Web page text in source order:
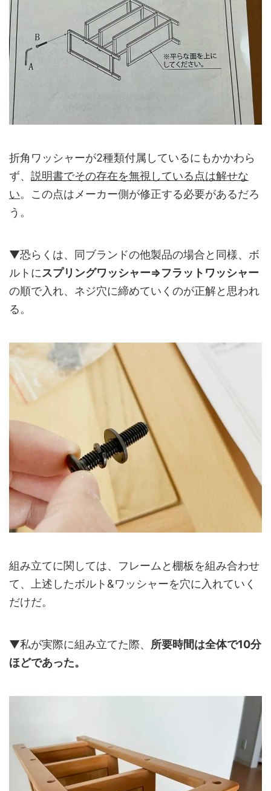
折角ワッシャーが2種類付属しているにもかかわら
ず、 説明書でその存在を無視している点は解せな
い。この点はメーカー側が修正する必要があるだろ
う。
▼恐らくは、同ブランドの他製品の場合と同様、ボ
ルトにスプリングワッシャー⇒フラットワッシャー
の順で入れ、ネジ穴に締めていくのが正解と思われ
る。
組み立てに関しては、フレームと棚板を組み合わせ
て、上述したボルト&ワッシャーを穴に入れていく
だけだ。
▼私が実際に組み立てた際、 所要時間は全体で10分
ほどであった。